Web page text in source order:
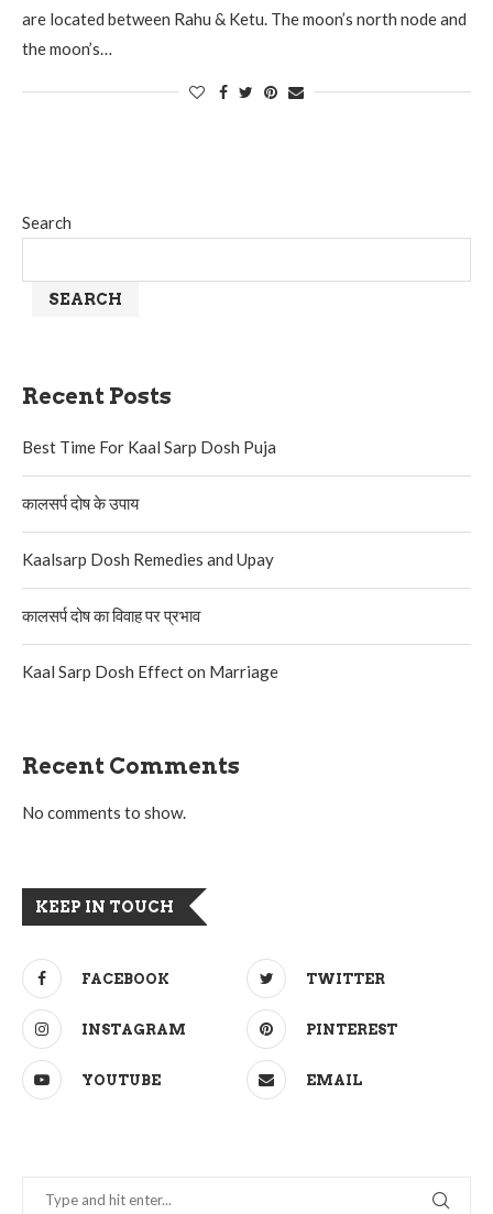
are located between Rahu & Ketu. The moon’s north node and
the moon’s…
Search
SEARCH
Recent Posts
Best Time For Kaal Sarp Dosh Puja
कालसर्प दोष के उपाय
Kaalsarp Dosh Remedies and Upay
कालसर्प दोष का विवाह पर प्रभाव
Kaal Sarp Dosh Effect on Marriage
Recent Comments
No comments to show.
KEEP IN TOUCH
FACEBOOK TWITTER
INSTAGRAM PINTEREST
YOUTUBE EMAIL